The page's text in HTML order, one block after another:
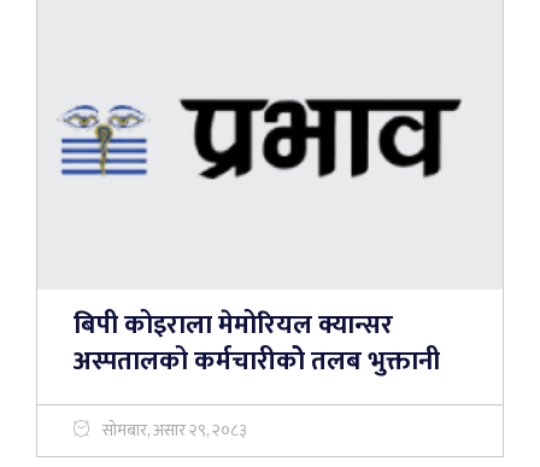
बिपी कोइराला मेमोरियल क्यान्सर
अस्पतालको कर्मचारीकोे तलब भुक्तानी
सोमबार, असार २९, २०८३